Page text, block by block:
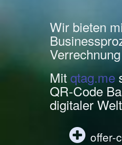
Wir bieten
Mitqtag.me
QR-Code
digitaler
offer-